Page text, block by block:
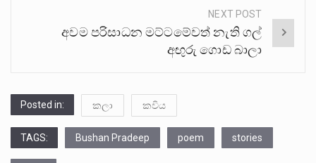
NEXT POST
අවම පරිසාධන මට්ටමේවත් නැති ගල්
අඟුරු ගොඩ බාලා
Posted in: කලා කවිය
TAGS: Bushan Pradeep poem stories